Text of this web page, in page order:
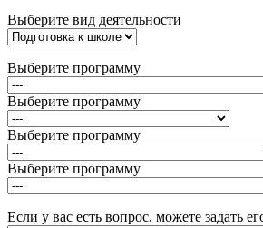
Выберите вид деятельности
Выберите программу
Выберите программу
Выберите программу
Выберите программу
Если у вас есть вопрос, можете задать